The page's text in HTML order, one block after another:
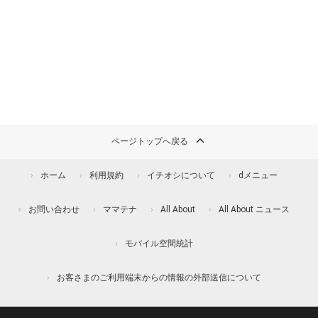
ページトップへ戻る
ホーム 利用規約 イチオシについて dメニュー
お問い合わせ ママテナ All About All About ニュース
モバイル空間統計
お客さまのご利用端末からの情報の外部送信について